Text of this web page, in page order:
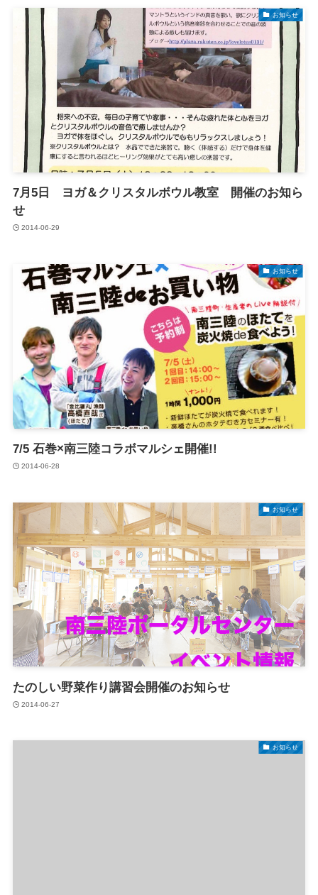
お知らせ
7月5日 ヨガ＆クリスタルボウル教室 開催のお知ら
せ
2014-06-29
お知らせ
7/5 石巻×南三陸コラボマルシェ開催!!
2014-06-28
お知らせ
たのしい野菜作り講習会開催のお知らせ
2014-06-27
お知らせ